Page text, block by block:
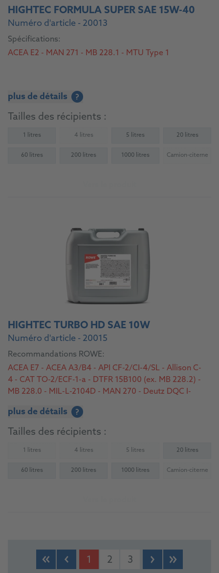
HIGHTEC FORMULA SUPER SAE 15W-40
Numéro d'article - 20013
Spécifications:
ACEA E2 - MAN 271 - MB 228.1 - MTU Type 1
plus de détails ?
Tailles des récipients :
1 litres 4 litres(Not available) 5 litres 20 litres
60 litres 200 litres 1000 litres Camion-citerne
(Not
HIGHTEC TURBO HD SAE 10W
Numéro d'article - 20015
Recommandations ROWE:
ACEA E7 - ACEA A3/B4 - API CF-2/CI-4/SL - Allison C-
4 - CAT TO-2/ECF-1-a - DTFR 15B100 (ex. MB 228.2) -
MB 228.0 - MIL-L-2104D - MAN 270 - Deutz DQC I-
VDS/VDS-2/VDS-3
plus de détails ?
Tailles des récipients :
1 litres(Not available) 4 litres(Not available) 5 litres(Not available) 20 litres
60 litres 200 litres 1000 litres Camion-citerne
(Not
1 2 3